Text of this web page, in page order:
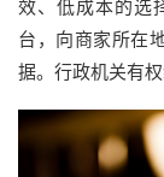
效、低成本的选
台，向商家所在
据。行政机关有